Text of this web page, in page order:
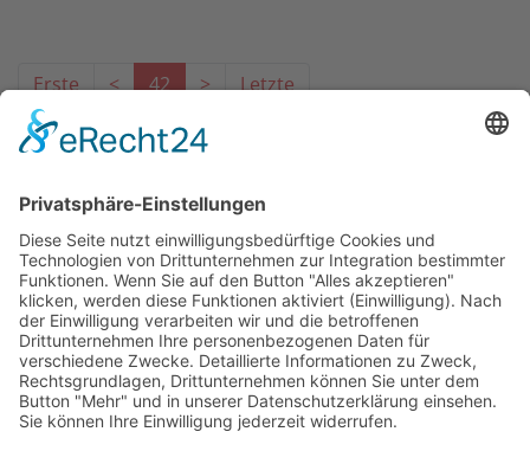
Erste < 42 > Letzte
Das Projekt zur Implementierung der Einheitlichen
Ansprechstellen für Arbeitgeber gemäß § 185a SGB IX in
Hessen wird gefördert aus Mitteln des LWV Hessen
Integrationsamtes. Das Projekt wird unter Einbindung
des Hessischen Ministeriums für Arbeit, Integration,
Jugend und Soziales von der Forschungsstelle des
Bildungswerks der Hessischen Wirtschaft e. V.
durchgeführt.